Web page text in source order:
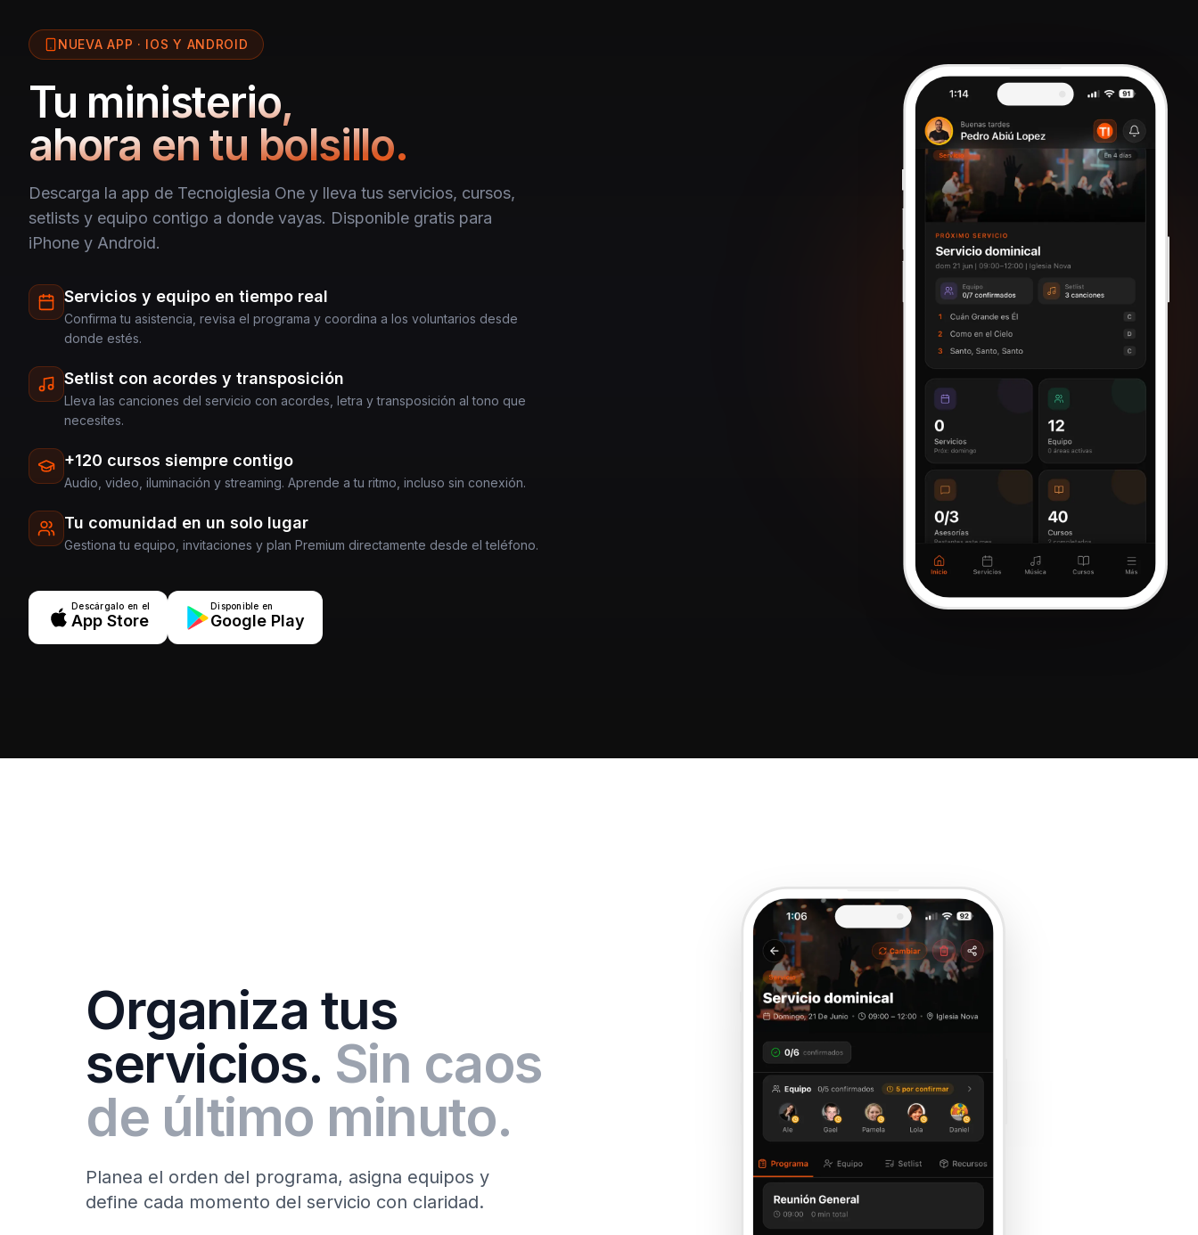
NUEVA APP · IOS Y ANDROID
Tu ministerio,
ahora en tu bolsillo.
Descarga la app de Tecnoiglesia One y lleva tus servicios, cursos,
setlists y equipo contigo a donde vayas. Disponible gratis para
iPhone y Android.
Servicios y equipo en tiempo real
Confirma tu asistencia, revisa el programa y coordina a los voluntarios desde
donde estés.
Setlist con acordes y transposición
Lleva las canciones del servicio con acordes, letra y transposición al tono que
necesites.
+120 cursos siempre contigo
Audio, video, iluminación y streaming. Aprende a tu ritmo, incluso sin conexión.
Tu comunidad en un solo lugar
Gestiona tu equipo, invitaciones y plan Premium directamente desde el teléfono.
Descárgalo en el
App Store
Disponible en
Google Play
Organiza tus
servicios. Sin caos
de último minuto.
Planea el orden del programa, asigna equipos y
define cada momento del servicio con claridad.